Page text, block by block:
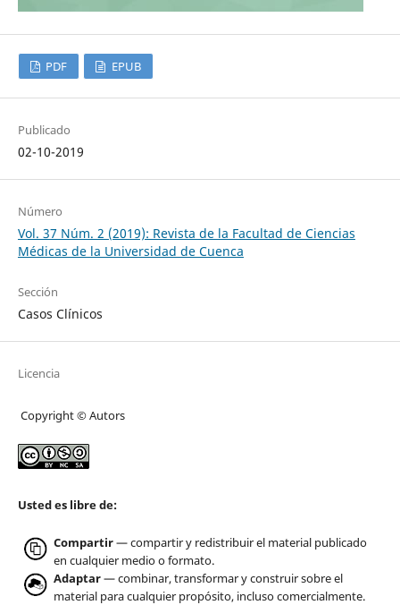
PDF EPUB
Publicado
02-10-2019
Número
Vol. 37 Núm. 2 (2019): Revista de la Facultad de Ciencias
Médicas de la Universidad de Cuenca
Sección
Casos Clínicos
Licencia
Copyright © Autors
Usted es libre de:
Compartir— compartir y redistribuir el material publicado
en cualquier medio o formato.
Adaptar— combinar, transformar y construir sobre el
material para cualquier propósito, incluso comercialmente.